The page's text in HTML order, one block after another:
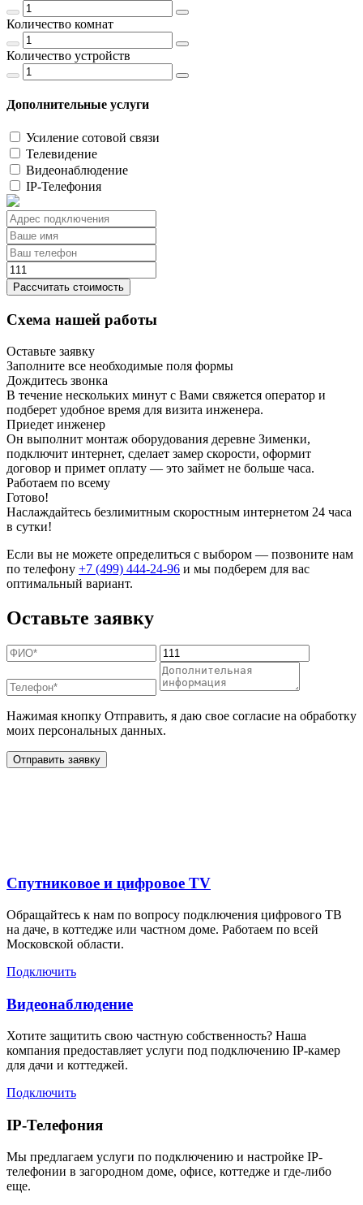
Количество комнат
Количество устройств
Дополнительные услуги
Усиление сотовой связи
Телевидение
Видеонаблюдение
IP-Телефония
Рассчитать стоимость
Схема нашей работы
Оставьте заявку
Заполните все необходимые поля формы
Дождитесь звонка
В течение нескольких минут с Вами свяжется оператор и
подберет удобное время для визита инженера.
Приедет инженер
Он выполнит монтаж оборудования деревне Зименки,
подключит интернет, сделает замер скорости, оформит
договор и примет оплату — это займет не больше часа.
Работаем по всему
Готово!
Наслаждайтесь безлимитным скоростным интернетом 24 часа
в сутки!
Если вы не можете определиться с выбором — позвоните нам
по телефону +7 (499) 444-24-96 и мы подберем для вас
оптимальный вариант.
Оставьте заявку
Нажимая кнопку Отправить, я даю свое согласие на обработку
моих персональных данных.
Отправить заявку
Спутниковое и цифровое TV
Обращайтесь к нам по вопросу подключения цифрового ТВ
на даче, в коттедже или частном доме. Работаем по всей
Московской области.
Подключить
Видеонаблюдение
Хотите защитить свою частную собственность? Наша
компания предоставляет услуги под подключению IP-камер
для дачи и коттеджей.
Подключить
IP-Телефония
Мы предлагаем услуги по подключению и настройке IP-
телефонии в загородном доме, офисе, коттедже и где-либо
еще.